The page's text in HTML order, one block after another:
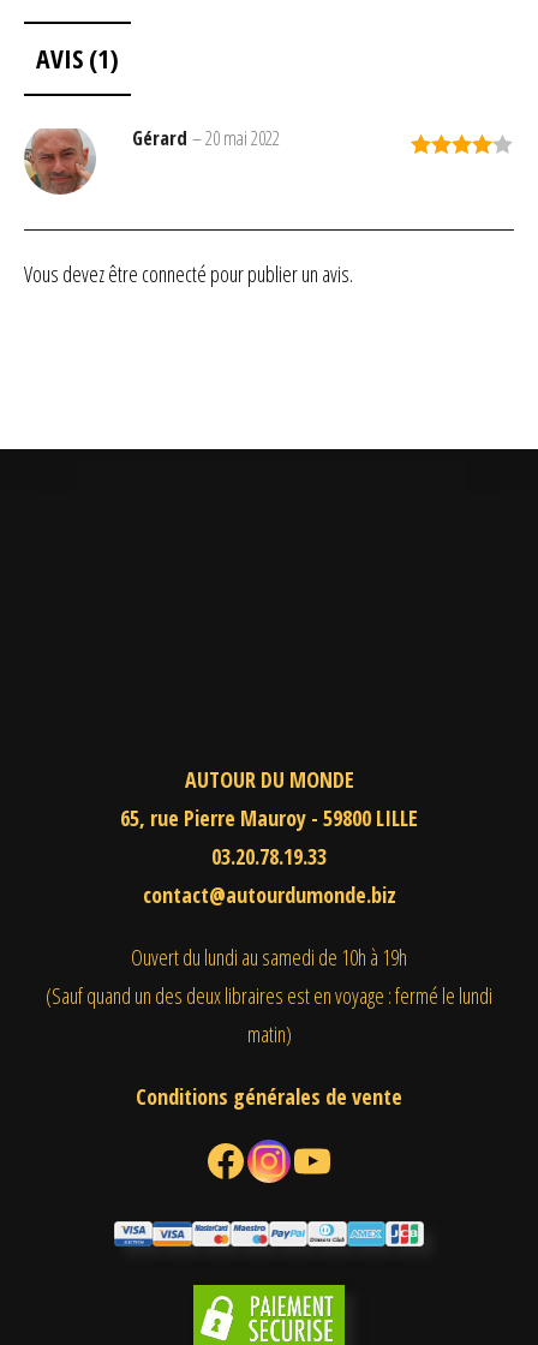
AVIS (1)
Gérard –20 mai 2022
Vous devez être connecté pour publier un avis.
AUTOUR DU MONDE
65, rue Pierre Mauroy - 59800 LILLE
03.20.78.19.33
contact@autourdumonde.biz
Ouvert du lundi au samedi de 10h à 19h
(Sauf quand un des deux libraires est en voyage : fermé le lundi
matin)
Conditions générales de vente
Facebook Instagram YouTube